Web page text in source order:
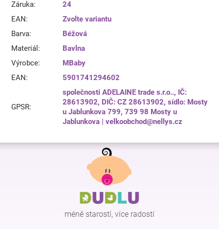
Záruka:
24
EAN:
Zvolte variantu
Barva:
Béžová
Materiál :
Bavlna
Výrobce:
MBaby
EAN: 5901741294602
GPSR:
společnosti ADELAINE trade s.r.o.., IČ:
28613902, DIČ: CZ 28613902, sídlo: Mosty
u Jablunkova 799, 739 98 Mosty u
Jablunkova | velkoobchod@nellys.cz
Z
méně starostí, více radostí